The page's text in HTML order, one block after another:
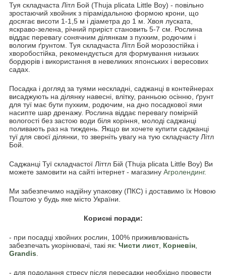
Туя складчаста Літл Бой (Thuja plicata Little Boy) - повільно
зростаючий хвойник з пірамідальною формою крони, що
досягає висоти 1-1,5 м і діаметра до 1 м. Хвоя луската,
яскраво-зелена, річний приріст становить 5-7 см. Рослина
віддає перевагу сонячним ділянкам з пухким, родючим і
вологим ґрунтом. Туя складчаста Літл Бой морозостійка і
хворобостійка, рекомендується для формування низьких
бордюрів і використання в невеликих японських і вересових
садах.
Посадка і догляд за туями нескладні, саджанці в контейнерах
висаджують на ділянку навесні, влітку, ранньою осінню, ґрунт
для туї має бути пухким, родючим, на дно посадкової ями
насипте шар дренажу. Рослина віддає перевагу помірній
вологості без застою води біля коріння, молоді саджанці
поливають раз на тиждень. Якщо ви хочете купити саджанці
туї для своєї ділянки, то зверніть увагу на тую складчасту Літл
Бой.
Саджанці Туї складчастої Літтл Бій (Thuja plicata Little Boy) Ви
можете замовити на сайті інтернет - магазину Агролендинг.
Ми забезпечимо надійну упаковку (ПКС) і доставимо їх Новою
Поштою у будь яке місто України.
Корисні поради:
- при посадці хвойних рослин, 100% приживлюваність
забезпечать укорінювачі, такі як: Чисти лист Корневін
Grandis
- для подолання стресу після пересадки необхідно провести